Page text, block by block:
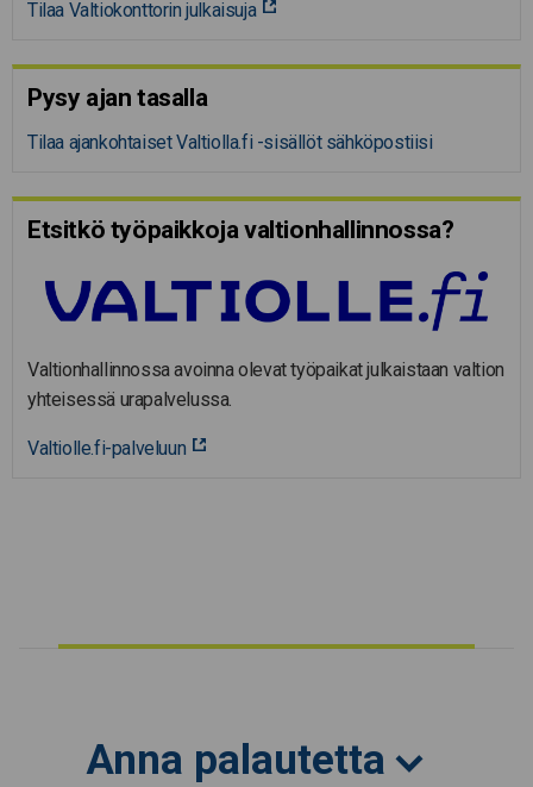
Tilaa Valtiokonttorin julkaisuja
Pysy ajan tasalla
Tilaa ajankohtaiset Valtiolla.fi -sisällöt sähköpostiisi
Etsitkö työpaikkoja valtion­hal­lin­nossa?
Valtionhallinnossa avoinna olevat työpaikat julkaistaan valtion
yhteisessä urapalvelussa.
Valtiolle.fi-palveluun
Anna palautetta